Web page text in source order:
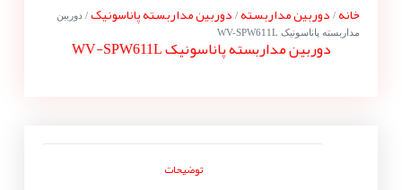
خانه/ دوربین مداربسته/ دوربین مداربسته پاناسونیک/ دوربین
مداربسته پاناسونیک WV-SPW611L
دوربین مداربسته پاناسونیک WV-SPW611L
توضیحات